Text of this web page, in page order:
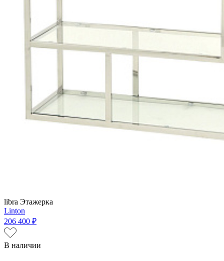
libra Этажерка
Linton
206 400 ₽
В наличии